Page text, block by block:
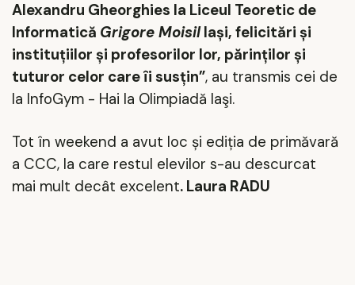
Alexandru Gheorghies la Liceul Teoretic de
Informatică Grigore MoisilIași, felicitări și
instituțiilor și profesorilor lor, părinților și
tuturor celor care îi susțin”, au transmis cei de
la InfoGym - Hai la Olimpiadă Iaşi.
Tot în weekend a avut loc și ediția de primăvară
a CCC, la care restul elevilor s-au descurcat
mai mult decât excelent. Laura RADU